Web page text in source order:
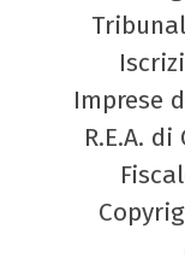
Imprese
R.E.A.